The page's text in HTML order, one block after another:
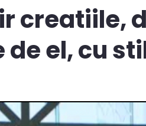
creatiile,
el, cu